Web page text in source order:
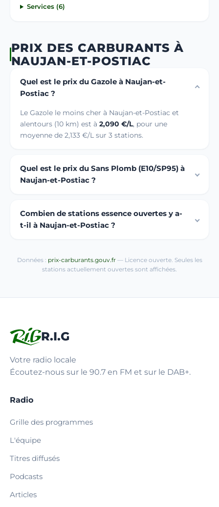
Services (6)
PRIX DES CARBURANTS À
NAUJAN-ET-POSTIAC
Quel est le prix du Gazole à Naujan-et-
Postiac ?
Le Gazole le moins cher à Naujan-et-Postiac et
alentours (10 km) est à 2,090 €/L, pour une
moyenne de 2,133 €/L sur 3 stations.
Quel est le prix du Sans Plomb (E10/SP95) à
Naujan-et-Postiac ?
Combien de stations essence ouvertes y a-
t-il à Naujan-et-Postiac ?
Données : prix-carburants.gouv.fr— Licence ouverte. Seules les
stations actuellement ouvertes sont affichées.
R.I.G
Votre radio locale
Écoutez-nous sur le 90.7 en FM et sur le DAB+.
Radio
Grille des programmes
L'équipe
Titres diffusés
Podcasts
Articles